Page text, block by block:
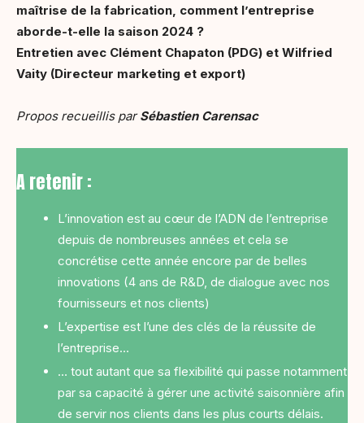
maîtrise de la fabrication, comment l’entreprise
aborde-t-elle la saison 2024 ?
Entretien avec Clément Chapaton (PDG) et Wilfried
Vaity (Directeur marketing et export)
Propos recueillis parSébastien Carensac
A retenir :
L’innovation est au cœur de l’ADN de l’entreprise
depuis de nombreuses années et cela se
concrétise cette année encore par de belles
innovations (4 ans de R&D, de dialogue avec nos
fournisseurs et nos clients)
L’expertise est l’une des clés de la réussite de
l’entreprise…
… tout autant que sa flexibilité qui passe notamment
par sa capacité à gérer une activité saisonnière afin
de servir nos clients dans les plus courts délais.